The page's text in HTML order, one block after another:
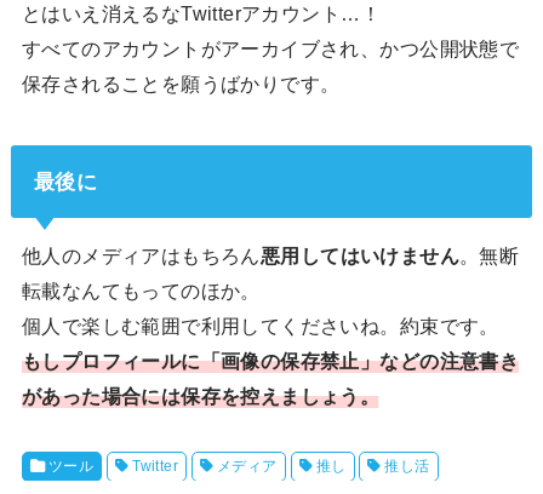
とはいえ消えるなTwitterアカウント…！
すべてのアカウントがアーカイブされ、かつ公開状態で
保存されることを願うばかりです。
最後に
他人のメディアはもちろん悪用してはいけません。無断
転載なんてもってのほか。
個人で楽しむ範囲で利用してくださいね。約束です。
もしプロフィールに「画像の保存禁止」などの注意書き
があった場合には保存を控えましょう。
ツール Twitter メディア 推し 推し活